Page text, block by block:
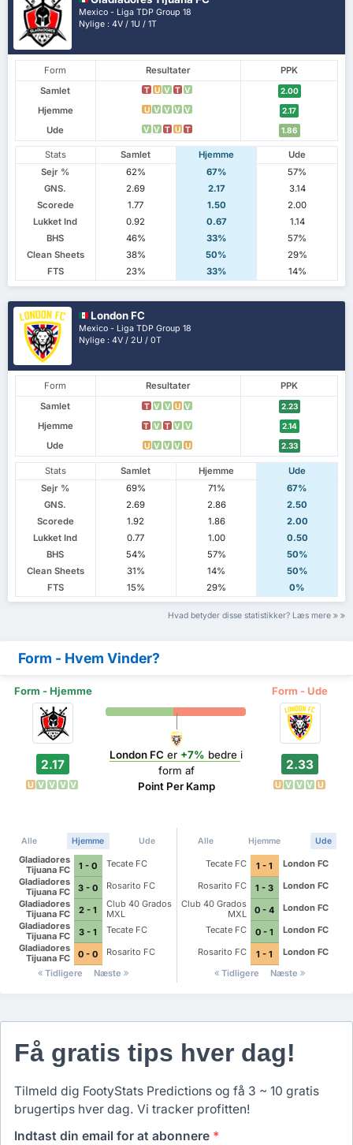
Mexico - Liga TDP Group 18
Nylige : 4V / 1U / 1T
Form Resultater
PPK
Samlet
T U V T V 2.00
Hjemme U V V V V 2.17
Ude V V T U T 1.86
Stats Samlet Hjemme
Ude
Sejr %
62% 67%
57%
GNS.
2.69 2.17
3.14
Scorede
1.77 1.50
2.00
Lukket Ind
0.92 0.67
1.14
BHS
46% 33%
57%
Clean Sheets
38% 50%
29%
FTS
23% 33% 14%
London FC
Mexico - Liga TDP Group 18
Nylige : 4V / 2U / 0T
Form Resultater
PPK
Samlet
T V V U V 2.23
Hjemme T V T V V 2.14
Ude U V V V U 2.33
Stats Samlet Hjemme
Ude
Sejr %
69% 71%
67%
GNS.
2.69 2.86
2.50
Scorede
1.92 1.86
2.00
Lukket Ind
0.77 1.00
0.50
BHS
54% 57%
50%
Clean Sheets
31% 14%
50%
FTS
15% 29% 0%
Hvad betyder disse statistikker? Læs mere
Form - Hvem Vinder?
Form - Hjemme Form - Ude
2.17
U V V V V
London FC er +7% bedre i
form af
Point Per Kamp
2.33
U V V V U
Alle Hjemme Ude
Gladiadores
Tijuana FC
1 - 0
Tecate FC
Gladiadores
Tijuana FC
3 - 0
Rosarito FC
Gladiadores
Tijuana FC
2 - 1
Club 40 Grados
MXL
Gladiadores
Tijuana FC
3 - 1
Tecate FC
Gladiadores
Tijuana FC
0 - 0
Rosarito FC
Tidligere
Næste
Alle Hjemme Ude
Tecate FC 1 - 1
London FC
Rosarito FC
1 - 3
London FC
Club 40 Grados
MXL
0 - 4
London FC
Tecate FC
0 - 1
London FC
Rosarito FC
1 - 1
London FC
Tidligere
Næste
Få gratis tips hver dag!
Tilmeld dig FootyStats Predictions og få 3 ~ 10 gratis
brugertips hver dag. Vi tracker profitten!
Indtast din email for at abonnere *